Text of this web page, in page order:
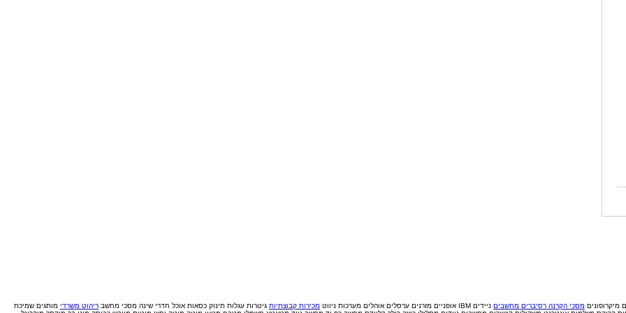
מיקרופונים מסכי הקרנה רסיברים מחשבים ניידים IBM אופניים מזרנים ערסלים אוהלים מערכות ניווט מכירות קבוצתיות גיטרות עגלות תינוק כסאות אוכל חדרי שינה מסכי מחשב ריהוט משרדי מותגים שמיכת